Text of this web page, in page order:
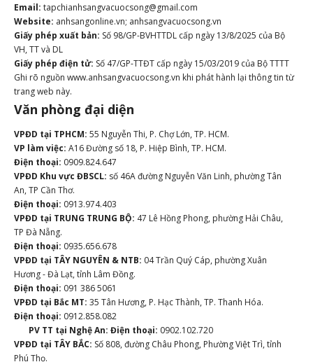
Email: tapchianhsangvacuocsong@gmail.com
Website: anhsangonline.vn; anhsangvacuocsong.vn
Giấy phép xuất bản: Số 98/GP-BVHTTDL cấp ngày 13/8/2025 của Bộ
VH, TT và DL
Giấy phép điện tử: Số 47/GP-TTĐT cấp ngày 15/03/2019 của Bộ TTTT
Ghi rõ nguồn www.anhsangvacuocsong.vn khi phát hành lại thông tin từ
trang web này.
Văn phòng đại diện
VPĐD tại TPHCM: 55 Nguyễn Thi, P. Chợ Lớn, TP. HCM.
VP làm việc: A16 Đường số 18, P. Hiệp Bình, TP. HCM.
Điện thoại: 0909.824.647
VPĐD Khu vực ĐBSCL: số 46A đường Nguyễn Văn Linh, phường Tân
An, TP Cần Thơ.
Điện thoại: 0913.974.403
VPĐD tại TRUNG TRUNG BỘ: 47 Lê Hồng Phong, phường Hải Châu,
TP Đà Nẵng.
Điện thoại: 0935.656.678
VPĐD tại TÂY NGUYÊN & NTB: 04 Trần Quý Cáp, phường Xuân
Hương - Đà Lạt, tỉnh Lâm Đồng.
Điện thoại: 091 386 5061
VPĐD tại Bắc MT: 35 Tân Hương, P. Hạc Thành, TP. Thanh Hóa.
Điện thoại: 0912.858.082
PV TT tại Nghệ An: Điện thoại: 0902.102.720
VPĐD tại TÂY BẮC: Số 808, đường Châu Phong, Phường Việt Trì, tỉnh
Phú Thọ.